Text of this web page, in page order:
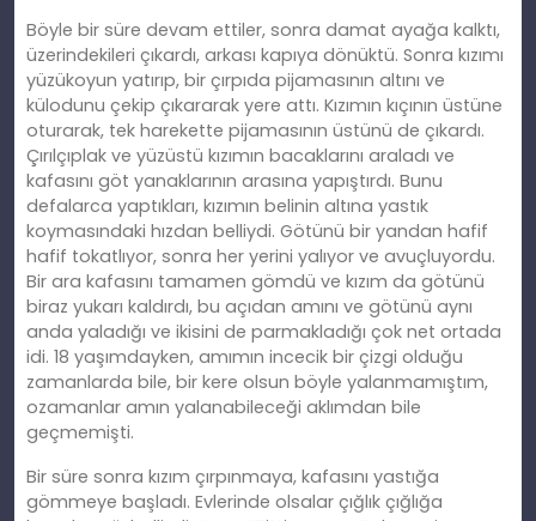
Böyle bir süre devam ettiler, sonra damat ayağa kalktı,
üzerindekileri çıkardı, arkası kapıya dönüktü. Sonra kızımı
yüzükoyun yatırıp, bir çırpıda pijamasının altını ve
külodunu çekip çıkararak yere attı. Kızımın kıçının üstüne
oturarak, tek harekette pijamasının üstünü de çıkardı.
Çırılçıplak ve yüzüstü kızımın bacaklarını araladı ve
kafasını göt yanaklarının arasına yapıştırdı. Bunu
defalarca yaptıkları, kızımın belinin altına yastık
koymasındaki hızdan belliydi. Götünü bir yandan hafif
hafif tokatlıyor, sonra her yerini yalıyor ve avuçluyordu.
Bir ara kafasını tamamen gömdü ve kızım da götünü
biraz yukarı kaldırdı, bu açıdan amını ve götünü aynı
anda yaladığı ve ikisini de parmakladığı çok net ortada
idi. 18 yaşımdayken, amımın incecik bir çizgi olduğu
zamanlarda bile, bir kere olsun böyle yalanmamıştım,
ozamanlar amın yalanabileceği aklımdan bile
geçmemişti.
Bir süre sonra kızım çırpınmaya, kafasını yastığa
gömmeye başladı. Evlerinde olsalar çığlık çığlığa